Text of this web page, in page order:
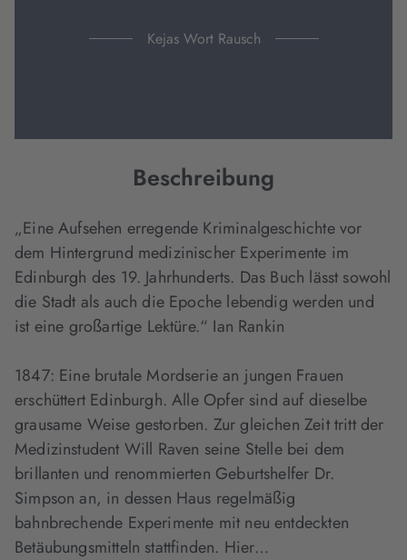
Kejas Wort Rausch
Beschreibung
„Eine Aufsehen erregende Kriminalgeschichte vor
dem Hintergrund medizinischer Experimente im
Edinburgh des 19. Jahrhunderts. Das Buch lässt sowohl
die Stadt als auch die Epoche lebendig werden und
ist eine großartige Lektüre.“ Ian Rankin
1847: Eine brutale Mordserie an jungen Frauen
erschüttert Edinburgh. Alle Opfer sind auf dieselbe
grausame Weise gestorben. Zur gleichen Zeit tritt der
Medizinstudent Will Raven seine Stelle bei dem
brillanten und renommierten Geburtshelfer Dr.
Simpson an, in dessen Haus regelmäßig
bahnbrechende Experimente mit neu entdeckten
Betäubungsmitteln stattfinden. Hier…